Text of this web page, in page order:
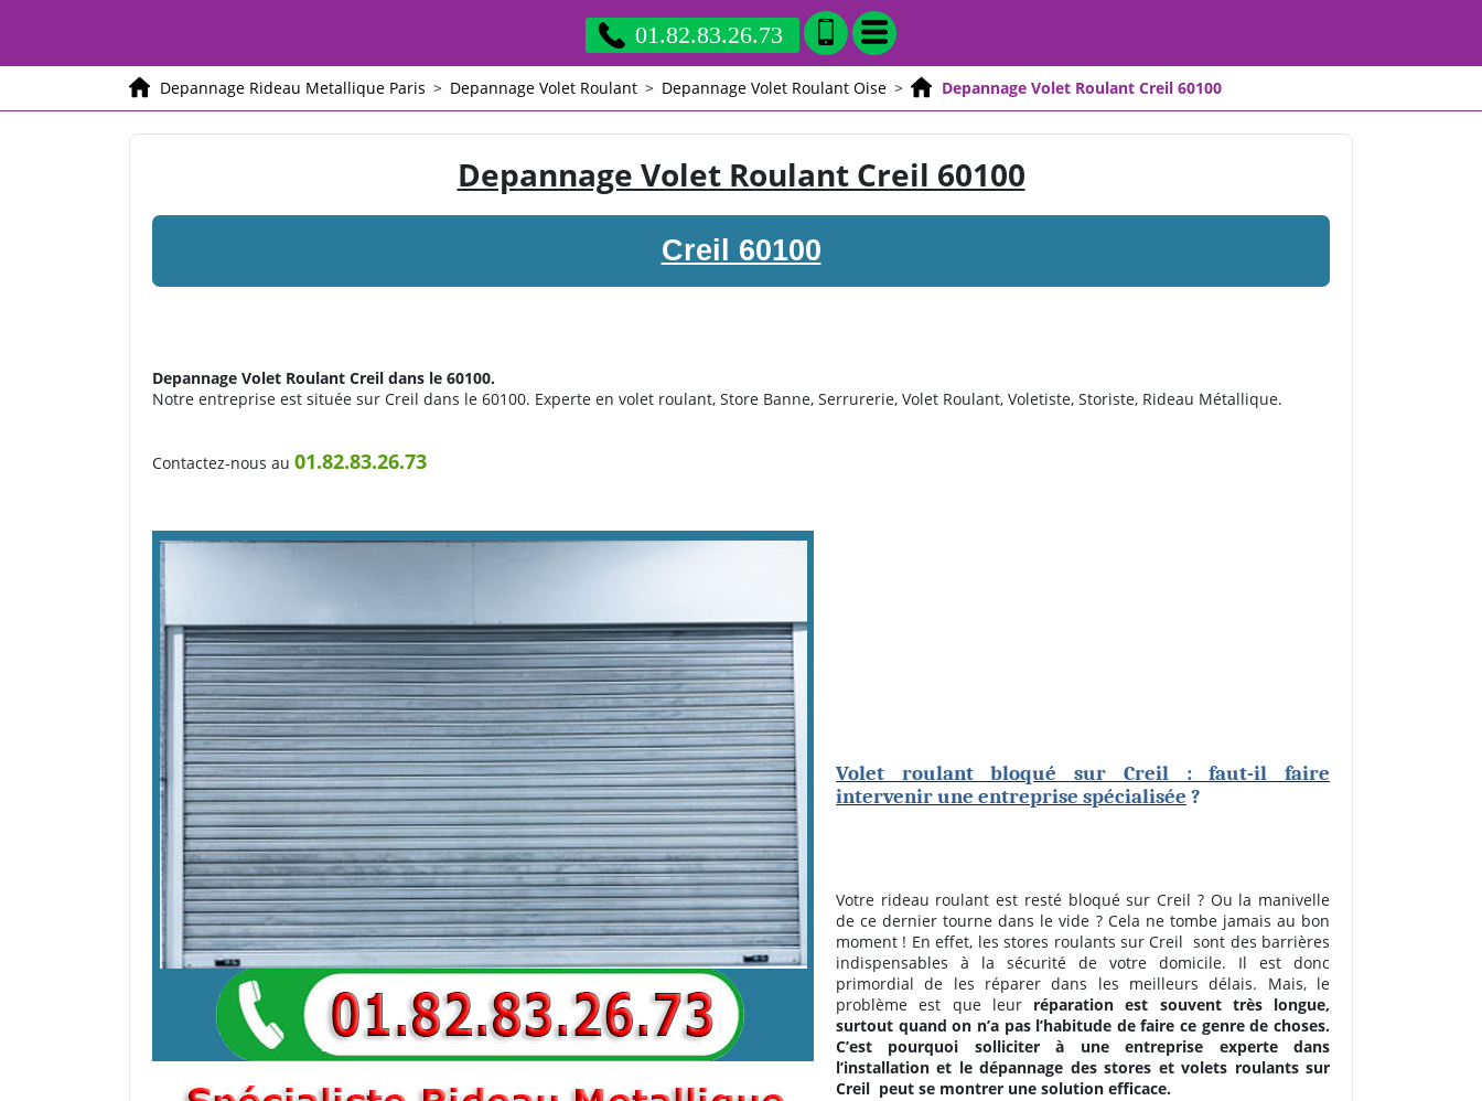
01.82.83.26.73
Depannage Rideau Metallique Paris > Depannage Volet Roulant > Depannage Volet Roulant Oise > Depannage Volet Roulant Creil 60100
Depannage Volet Roulant Creil 60100
Creil 60100
Depannage Volet Roulant Creil dans le 60100.
Notre entreprise est située sur Creil dans le 60100. Experte en volet roulant, Store Banne, Serrurerie, Volet Roulant, Voletiste, Storiste, Rideau Métallique.
Contactez-nous au 01.82.83.26.73
Volet roulant bloqué sur Creil : faut-il faire
intervenir une entreprise spécialisée ?
Votre rideau roulant est resté bloqué sur Creil ? Ou la manivelle
de ce dernier tourne dans le vide ? Cela ne tombe jamais au bon
moment ! En effet, les stores roulants sur Creil sont des barrières
indispensables à la sécurité de votre domicile. Il est donc
primordial de les réparer dans les meilleurs délais. Mais, le
problème est que leur réparation est souvent très longue,
surtout quand on n’a pas l’habitude de faire ce genre de choses.
C’est pourquoi solliciter à une entreprise experte dans
l’installation et le dépannage des stores et volets roulants sur
Creil peut se montrer une solution efficace.